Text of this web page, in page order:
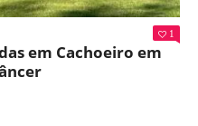
1
em Cachoeiro em